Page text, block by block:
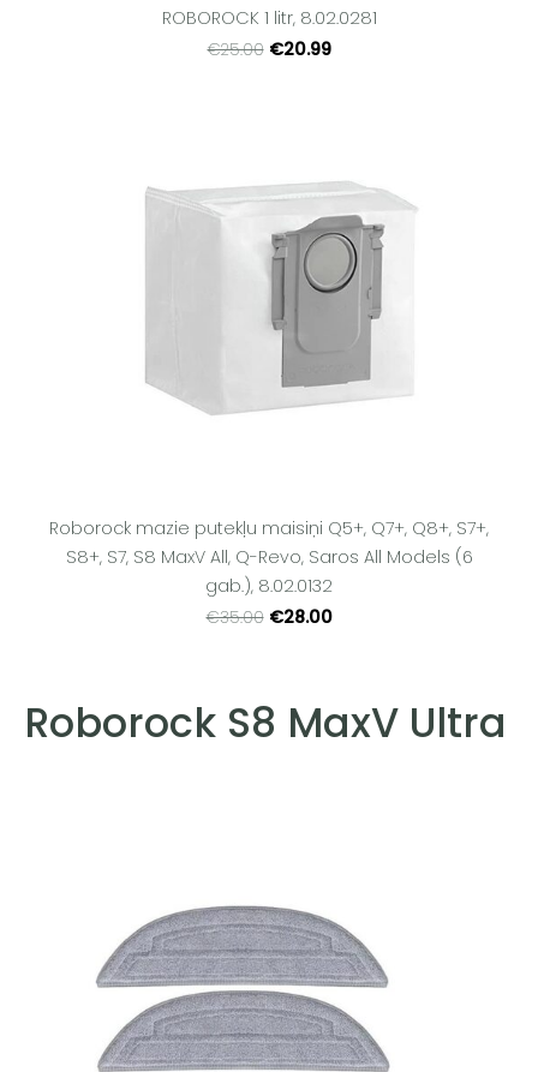
ROBOROCK 1 litr, 8.02.0281
€25.00 €20.99
Roborock mazie putekļu maisiņi Q5+, Q7+, Q8+, S7+,
S8+, S7, S8 MaxV All, Q-Revo, Saros All Models (6
gab.), 8.02.0132
€35.00 €28.00
Roborock S8 MaxV Ultra